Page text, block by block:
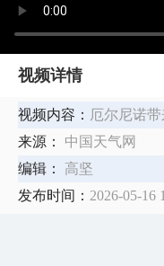
视频详情
视频内容： 厄尔尼诺
来源：
中国天气网
编辑：
高坚
发布时间： 2026-05-16